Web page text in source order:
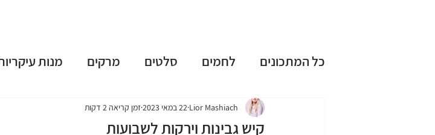
כל המתכונים לחמים סלטים מרקים מנות
עוגות שמרים עוגות בחושות פאי וטארט
קיש גבינות וירקות לשבועות
Lior Mashiach 22 במאי 2023 זמן קריאה 2 דקות